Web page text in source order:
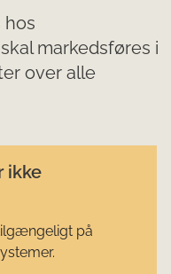
hos
markedsføres i
over alle
ikke
på